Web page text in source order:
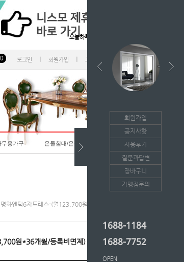
오늘하루 열지않음
0 로그인 회원가입 고객센터 ㅣ 마이페이지
무용가구 온돌침대/온돌소파
엔틱6자드레스-(월123,700원*36개월/등록비면제)
원*36개월/등록비면제)
회원가입
공지사항
사용후기
질문과답변
장바구니
가맹점문의
1688-1184
1688-7752
OPEN